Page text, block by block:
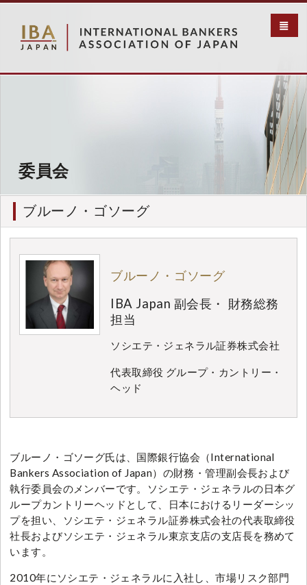
メ
委員会
ブルーノ・ゴソーグ
ブルーノ・ゴソーグ
IBA Japan 副会長・ 財務総務
担当
ソシエテ・ジェネラル証券株式会社
代表取締役 グループ・カントリー・
ヘッド
ブルーノ・ゴソーグ氏は、国際銀行協会（International
Bankers Association of Japan）の財務・管理副会長および
執行委員会のメンバーです。ソシエテ・ジェネラルの日本グ
ループカントリーヘッドとして、日本におけるリーダーシッ
プを担い、ソシエテ・ジェネラル証券株式会社の代表取締役
社長およびソシエテ・ジェネラル東京支店の支店長を務めて
います。
2010年にソシエテ・ジェネラルに入社し、市場リスク部門